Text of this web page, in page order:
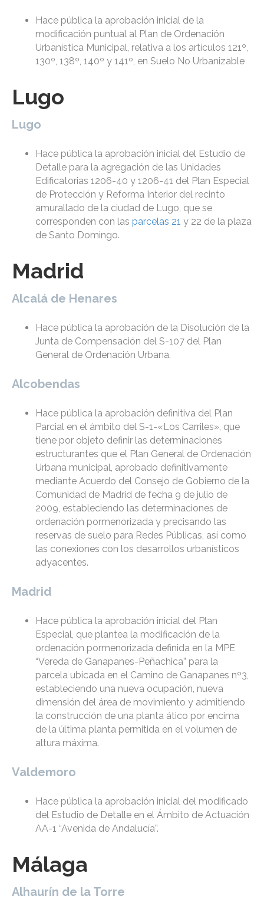
Hace pública la aprobación inicial de la
modificación puntual al Plan de Ordenación
Urbanística Municipal, relativa a los artículos 121º,
130º, 138º, 140º y 141º, en Suelo No Urbanizable
Lugo
Lugo
Hace pública la aprobación inicial del Estudio de
Detalle para la agregación de las Unidades
Edificatorias 1206-40 y 1206-41 del Plan Especial
de Protección y Reforma Interior del recinto
amurallado de la ciudad de Lugo, que se
corresponden con las parcelas 21 y 22 de la plaza
de Santo Domingo.
Madrid
Alcalá de Henares
Hace pública la aprobación de la Disolución de la
Junta de Compensación del S-107 del Plan
General de Ordenación Urbana.
Alcobendas
Hace pública la aprobación definitiva del Plan
Parcial en el ámbito del S-1-«Los Carriles», que
tiene por objeto definir las determinaciones
estructurantes que el Plan General de Ordenación
Urbana municipal, aprobado definitivamente
mediante Acuerdo del Consejo de Gobierno de la
Comunidad de Madrid de fecha 9 de julio de
2009, estableciendo las determinaciones de
ordenación pormenorizada y precisando las
reservas de suelo para Redes Públicas, así como
las conexiones con los desarrollos urbanísticos
adyacentes.
Madrid
Hace pública la aprobación inicial del Plan
Especial, que plantea la modificación de la
ordenación pormenorizada definida en la MPE
“Vereda de Ganapanes-Peñachica” para la
parcela ubicada en el Camino de Ganapanes nº3,
estableciendo una nueva ocupación, nueva
dimensión del área de movimiento y admitiendo
la construcción de una planta ático por encima
de la última planta permitida en el volumen de
altura máxima.
Valdemoro
Hace pública la aprobación inicial del modificado
del Estudio de Detalle en el Ámbito de Actuación
AA-1 “Avenida de Andalucía”.
Málaga
Alhaurín de la Torre